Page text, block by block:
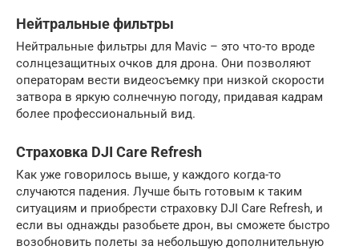
Нейтральные фильтры
Нейтральные фильтры для Mavic – это что-то вроде
солнцезащитных очков для дрона. Они позволяют
операторам вести видеосъемку при низкой скорости
затвора в яркую солнечную погоду, придавая кадрам
более профессиональный вид.
Страховка DJI Care Refresh
Как уже говорилось выше, у каждого когда-то
случаются падения. Лучше быть готовым к таким
ситуациям и приобрести страховку DJI Care Refresh, и
если вы однажды разобьете дрон, вы сможете быстро
возобновить полеты за небольшую дополнительную